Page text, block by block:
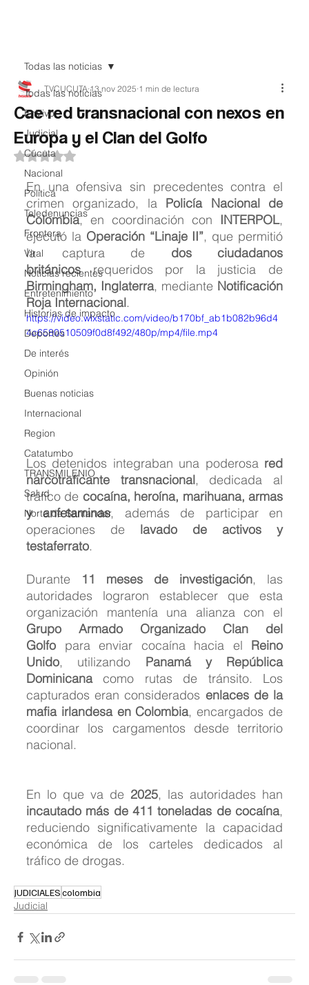
Todas las noticias
EnVivo
Judicial
Cúcuta
Nacional
Política
Teledenuncias
Frontera
Viral
Noticias recientes
Entretenimiento
Historias de impacto
Deportes
De interés
Opinión
Buenas noticias
Internacional
Region
Catatumbo
TRANSMILENIO
Salud
Norte de Santander
Todas las noticias
Cae red transnacional con nexos en
Europa y el Clan del Golfo
TVCUCUTA 13 nov 2025 1 min de lectura
Obtuvo NaN de 5 estrellas.
En una ofensiva sin precedentes contra el
crimen organizado, la Policía Nacional de
Colombia, en coordinación con INTERPOL,
ejecutó la Operación “Linaje II”, que permitió
la captura de dos ciudadanos
británicos
Birmingham, Inglaterra, mediante Notificación
Roja Internacional.
https://video.wixstatic.com/video/b170bf_ab1b082b96d4
4c6580510509f0d8f492/480p/mp4/file.mp4
Los detenidos integraban una poderosa red
narcotraficante transnacional, dedicada al
tráfico de cocaína, heroína, marihuana, armas
y anfetaminas, además de participar en
operaciones de lavado de activos y
testaferrato.
Durante 11 meses de investigación, las
autoridades lograron establecer que esta
Grupo Armado Organizado Clan del
Golfo para enviar cocaína hacia el Reino
Unido, utilizando Panamá y República
Dominicana como rutas de tránsito. Los
capturados eran considerados enlaces de la
mafia irlandesa en Colombia, encargados de
coordinar los cargamentos desde territorio
nacional.
En lo que va de 2025
incautado más de 411 toneladas de cocaína,
reduciendo significativamente la capacidad
económica de los carteles dedicados al
tráfico de drogas.
JUDICIALEScolombia
Judicial